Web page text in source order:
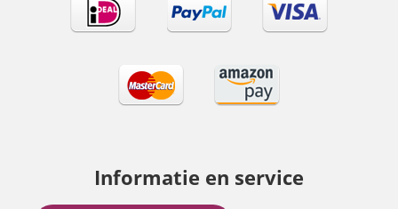
Informatie en service